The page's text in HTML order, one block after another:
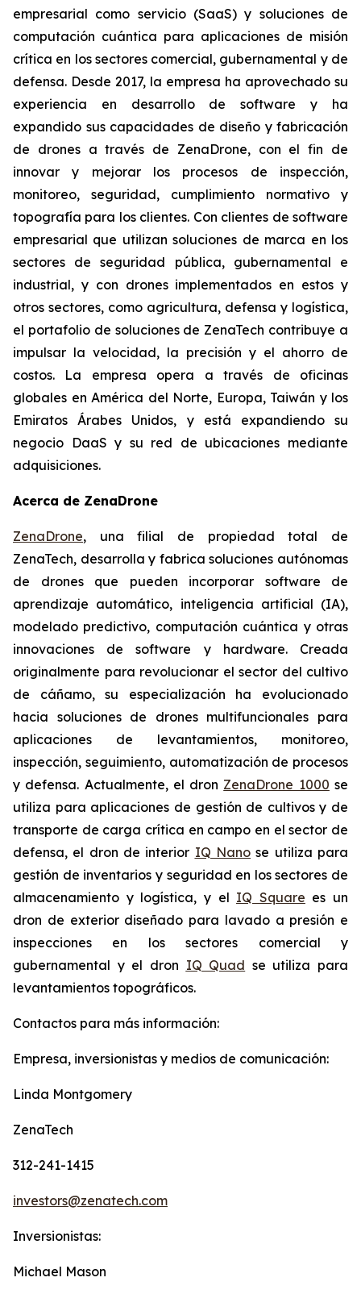
empresarial como servicio (SaaS) y soluciones de
computación cuántica para aplicaciones de misión
crítica en los sectores comercial, gubernamental y de
defensa. Desde 2017, la empresa ha aprovechado su
experiencia en desarrollo de software y ha
expandido sus capacidades de diseño y fabricación
de drones a través de ZenaDrone, con el fin de
innovar y mejorar los procesos de inspección,
monitoreo, seguridad, cumplimiento normativo y
topografía para los clientes. Con clientes de software
empresarial que utilizan soluciones de marca en los
sectores de seguridad pública, gubernamental e
industrial, y con drones implementados en estos y
otros sectores, como agricultura, defensa y logística,
el portafolio de soluciones de ZenaTech contribuye a
impulsar la velocidad, la precisión y el ahorro de
costos. La empresa opera a través de oficinas
globales en América del Norte, Europa, Taiwán y los
Emiratos Árabes Unidos, y está expandiendo su
negocio DaaS y su red de ubicaciones mediante
adquisiciones.
Acerca de ZenaDrone
ZenaDrone, una filial de propiedad total de
ZenaTech, desarrolla y fabrica soluciones autónomas
de drones que pueden incorporar software de
aprendizaje automático, inteligencia artificial (IA),
modelado predictivo, computación cuántica y otras
innovaciones de software y hardware. Creada
originalmente para revolucionar el sector del cultivo
de cáñamo, su especialización ha evolucionado
hacia soluciones de drones multifuncionales para
aplicaciones de levantamientos, monitoreo,
inspección, seguimiento, automatización de procesos
y defensa. Actualmente, el dron ZenaDrone 1000 se
utiliza para aplicaciones de gestión de cultivos y de
transporte de carga crítica en campo en el sector de
defensa, el dron de interior IQ Nano se utiliza para
gestión de inventarios y seguridad en los sectores de
almacenamiento y logística, y el IQ Square es un
dron de exterior diseñado para lavado a presión e
inspecciones en los sectores comercial y
gubernamental y el dron IQ Quad se utiliza para
levantamientos topográficos.
Contactos para más información:
Empresa, inversionistas y medios de comunicación:
Linda Montgomery
ZenaTech
312-241-1415
investors@zenatech.com
Inversionistas:
Michael Mason